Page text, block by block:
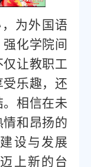
为外国语
化学院间
让教职工
乐趣， 还
。相信在未
和昂扬的
设与发展
上新的台